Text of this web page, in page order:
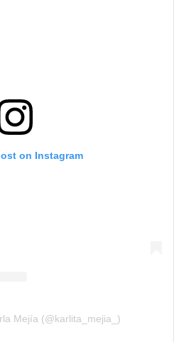
on Instagram
Mejía (@karlita_mejia_)